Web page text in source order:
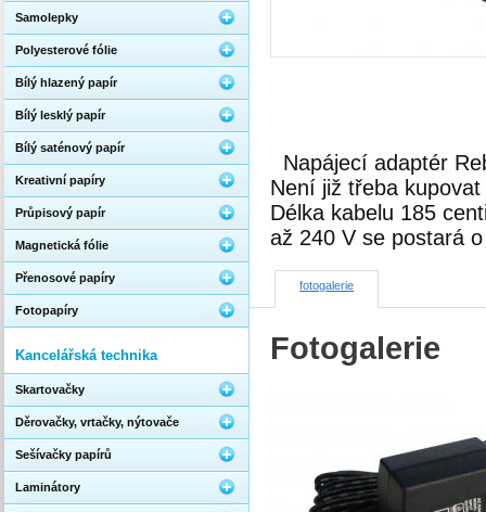
Napájecí adaptér
Není již třeba
Délka kabelu 185
až 240 V se postará
fotogalerie
Fotogalerie
Samolepky
Polyesterové fólie
Bílý hlazený papír
Bílý lesklý papír
Bílý saténový papír
Kreativní papíry
Průpisový papír
Magnetická fólie
Přenosové papíry
Fotopapíry
Kancelářská technika
Skartovačky
Děrovačky, vrtačky, nýtovače
Sešívačky papírů
Laminátory